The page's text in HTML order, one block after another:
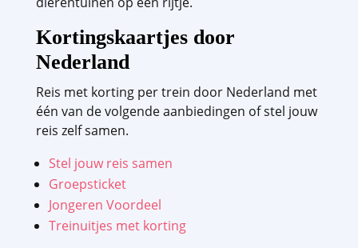
Kortingskaartjes door
Nederland
Reis met korting per trein door Nederland met
één van de volgende aanbiedingen of stel jouw
reis zelf samen.
Stel jouw reis samen
Groepsticket
Jongeren Voordeel
Treinuitjes met korting